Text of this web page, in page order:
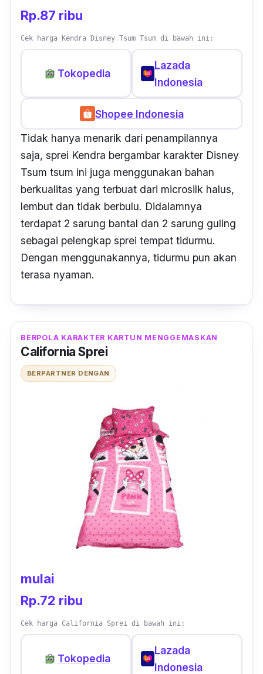
Rp.87 ribu
Cek harga Kendra Disney Tsum Tsum di bawah ini:
Tokopedia
Lazada
Indonesia
Shopee Indonesia
Tidak hanya menarik dari penampilannya
saja, sprei Kendra bergambar karakter Disney
Tsum tsum ini juga menggunakan bahan
berkualitas yang terbuat dari microsilk halus,
lembut dan tidak berbulu. Didalamnya
terdapat 2 sarung bantal dan 2 sarung guling
sebagai pelengkap sprei tempat tidurmu.
Dengan menggunakannya, tidurmu pun akan
terasa nyaman.
BERPOLA KARAKTER KARTUN MENGGEMASKAN
California Sprei
BERPARTNER DENGAN
mulai
Rp.72 ribu
Cek harga California Sprei di bawah ini:
Tokopedia
Lazada
Indonesia